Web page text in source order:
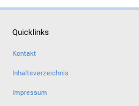
Quicklinks
Kontakt
Inhaltsverzeichnis
Impressum